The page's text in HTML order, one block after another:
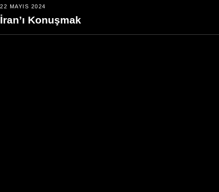
22 MAYIS 2024
İran’ı Konuşmak